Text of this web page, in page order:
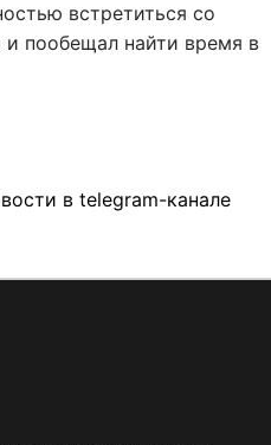
встретиться со
пообещал найти время в
в telegram-канале